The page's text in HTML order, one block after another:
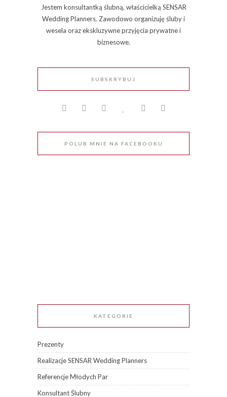
Jestem konsultantką ślubną, właścicielką SENSAR
Wedding Planners. Zawodowo organizuję śluby i
wesela oraz ekskluzywne przyjęcia prywatne i
biznesowe.
SUBSKRYBUJ
POLUB MNIE NA FACEBOOKU
KATEGORIE
Prezenty
Realizacje SENSAR Wedding Planners
Referencje Młodych Par
Konsultant Ślubny